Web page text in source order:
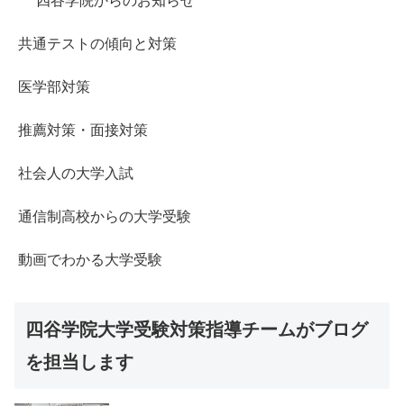
共通テストの傾向と対策
医学部対策
推薦対策・面接対策
社会人の大学入試
通信制高校からの大学受験
動画でわかる大学受験
四谷学院大学受験対策指導チームがブログ
を担当します